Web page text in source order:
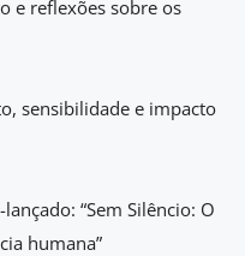
e reflexões sobre os
sensibilidade e impacto
“Sem Silêncio: O
humana”